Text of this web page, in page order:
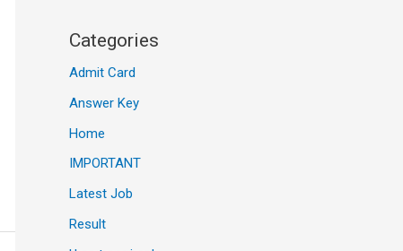
Categories
Admit Card
Answer Key
Home
IMPORTANT
Latest Job
Result